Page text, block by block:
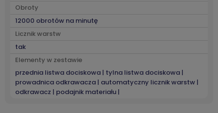
Obroty
12000 obrotów na minutę
Licznik warstw
tak
Elementy w zestawie
przednia listwa dociskowa | tylna listwa dociskowa |
prowadnica odkrawacza | automatyczny licznik warstw |
odkrawacz | podajnik materiału |